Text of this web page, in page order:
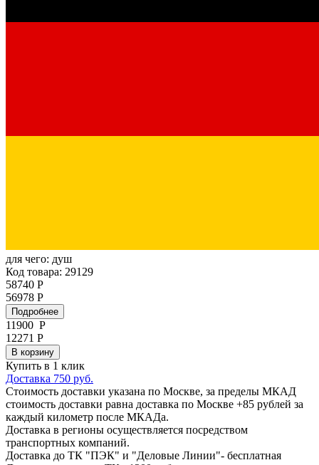
для чего: душ
Код товара: 29129
58740 Р
56978 Р
Подробнее
11900 Р
12271 Р
В корзину
Купить в 1 клик
Доставка 750 руб.
Стоимость доставки указана по Москве, за пределы МКАД
стоимость доставки равна доставка по Москве +85 рублей за
каждый километр после МКАДа.
Доставка в регионы осуществляется посредством
транспортных компаний.
Доставка до ТК "ПЭК" и "Деловые Линии"- бесплатная